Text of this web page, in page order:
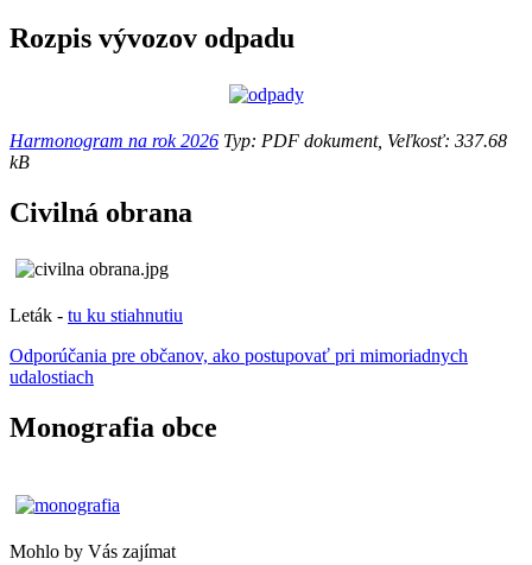
Rozpis vývozov odpadu
Harmonogram na rok 2026 Typ: PDF dokument, Veľkosť: 337.68
kB
Civilná obrana
Leták - tu ku stiahnutiu
Odporúčania pre občanov, ako postupovať pri mimoriadnych
udalostiach
Monografia obce
Mohlo by Vás zajímat